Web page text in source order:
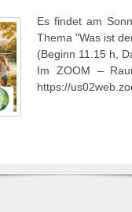
Es findet am
Thema "Was ist
(Beginn 11.15 h,
Im ZOOM –
https://